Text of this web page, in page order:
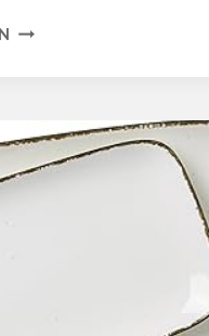
MAMBOCAT
SERVIERPLATTE